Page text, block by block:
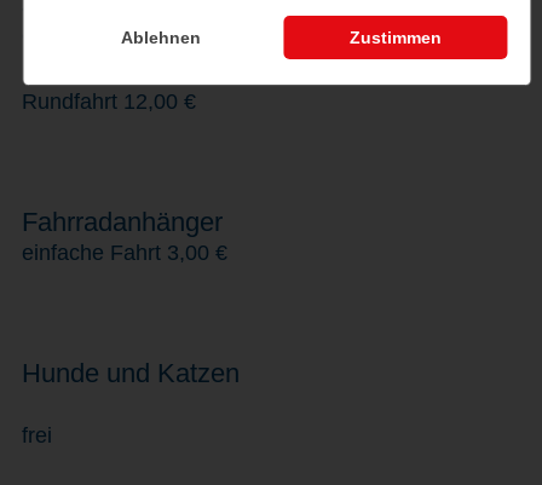
einfache Fahrt 7,00 €
Rundfahrt 12,00 €
Fahrradanhänger
einfache Fahrt 3,00 €
Hunde und Katzen
frei
Ablehnen Zustimmen